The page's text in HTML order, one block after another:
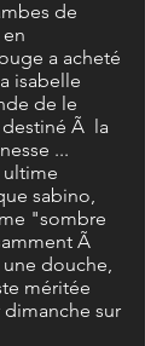
de
a acheté
isabelle
de le
Ã la
...
ultime
sabino,
"sombre
Ã
douche,
méritée
sur